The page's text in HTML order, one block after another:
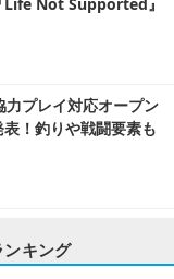
プレイ対応オープン
！釣りや戦闘要素も
ンキング